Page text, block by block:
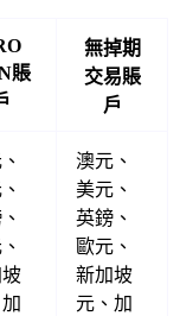
賬
無掉期
交易賬
戶
澳元、
美元、
英鎊、
歐元、
新加坡
元、加